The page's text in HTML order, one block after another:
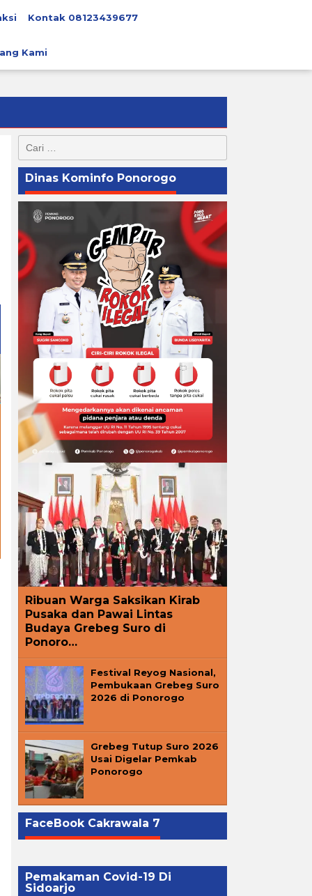
Kontak 08123439677
Kami
untuk:
Dinas Kominfo Ponorogo
Ribuan Warga Saksikan Kirab
Pusaka dan Pawai Lintas
Budaya Grebeg Suro di
Ponoro…
Festival Reyog Nasional,
Pembukaan Grebeg Suro
2026 di Ponorogo
Grebeg Tutup Suro 2026
Usai Digelar Pemkab
Ponorogo
FaceBook Cakrawala 7
Pemakaman Covid-19 Di
Sidoarjo